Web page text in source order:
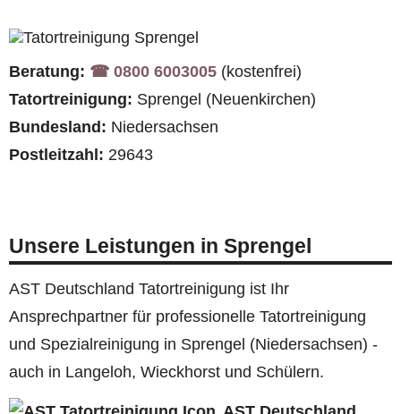
Beratung: ☎︎ 0800 6003005 (kostenfrei)
Tatortreinigung: Sprengel (Neuenkirchen)
Bundesland: Niedersachsen
Postleitzahl: 29643
Unsere Leistungen in Sprengel
AST Deutschland Tatortreinigung ist Ihr
Ansprechpartner für professionelle Tatortreinigung
und Spezialreinigung in Sprengel (Niedersachsen) -
auch in Langeloh, Wieckhorst und Schülern.